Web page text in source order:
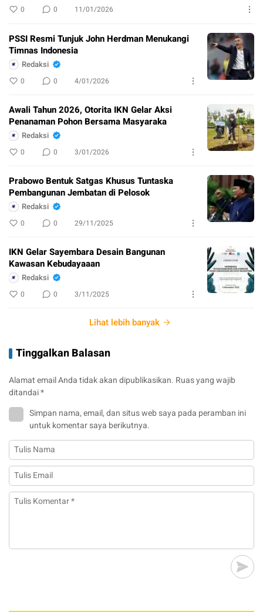
0 0 11/01/2026
PSSI Resmi Tunjuk John Herdman Menukangi
Timnas Indonesia
Redaksi
0 0 4/01/2026
Awali Tahun 2026, Otorita IKN Gelar Aksi
Penanaman Pohon Bersama Masyaraka
Redaksi
0 0 3/01/2026
Prabowo Bentuk Satgas Khusus Tuntaska
Pembangunan Jembatan di Pelosok
Redaksi
0 0 29/11/2025
IKN Gelar Sayembara Desain Bangunan
Kawasan Kebudayaaan
Redaksi
0 0 3/11/2025
Lihat lebih banyak
Tinggalkan Balasan
Alamat email Anda tidak akan dipublikasikan. Ruas yang wajib
ditandai*
Simpan nama, email, dan situs web saya pada peramban ini
untuk komentar saya berikutnya.